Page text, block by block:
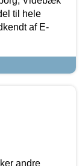
til hele
af E-
andre